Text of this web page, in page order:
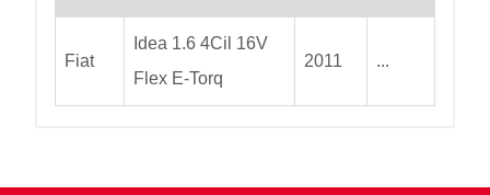
Fiat
Idea 1.6 4Cil 16V
Flex E-Torq
2011 ...